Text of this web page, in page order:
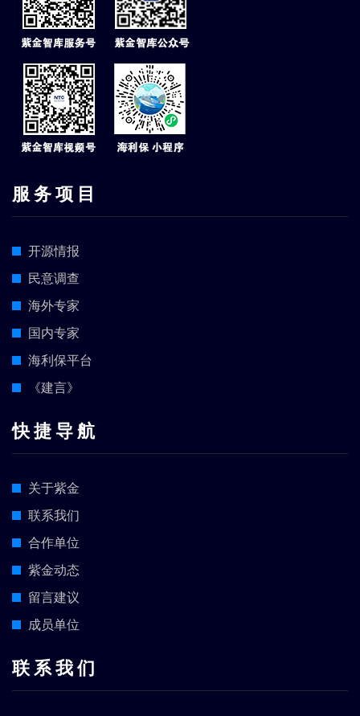
服 务 项 目
开源情报
民意调查
海外专家
国内专家
海利保平台
《建言》
快 捷 导 航
关于紫金
联系我们
合作单位
紫金动态
留言建议
成员单位
联 系 我 们